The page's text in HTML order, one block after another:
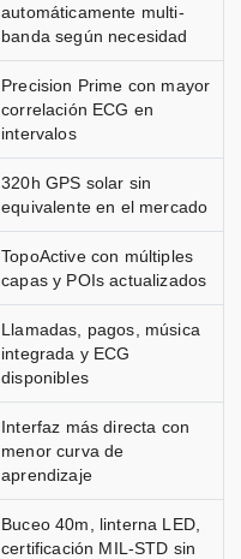
automáticamente multi-
banda según necesidad
Precision Prime con mayor
correlación ECG en
intervalos
320h GPS solar sin
equivalente en el mercado
TopoActive con múltiples
capas y POIs actualizados
Llamadas, pagos, música
integrada y ECG
disponibles
Interfaz más directa con
menor curva de
aprendizaje
Buceo 40m, linterna LED,
certificación MIL-STD sin